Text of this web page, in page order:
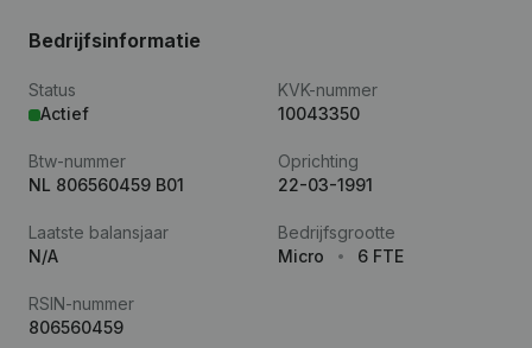
Bedrijfsinformatie
Status
Actief
KVK-nummer
10043350
Btw-nummer
NL 806560459 B01
Oprichting
22-03-1991
Laatste balansjaar
N/A
Bedrijfsgrootte
Micro
6 FTE
RSIN-nummer
806560459